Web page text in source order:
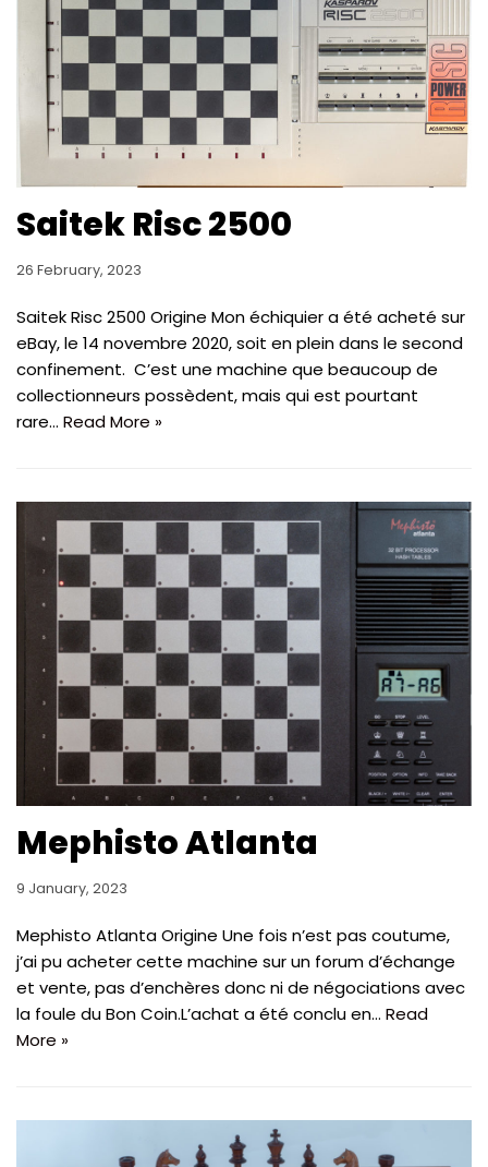
Saitek Risc 2500
26 February, 2023
Saitek Risc 2500 Origine Mon échiquier a été acheté sur
eBay, le 14 novembre 2020, soit en plein dans le second
confinement. C’est une machine que beaucoup de
collectionneurs possèdent, mais qui est pourtant
rare… Read More »
Mephisto Atlanta
9 January, 2023
Mephisto Atlanta Origine Une fois n’est pas coutume,
j’ai pu acheter cette machine sur un forum d’échange
et vente, pas d’enchères donc ni de négociations avec
la foule du Bon Coin.L’achat a été conclu en… Read
More »